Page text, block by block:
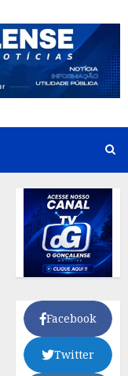
Facebook
Twitter